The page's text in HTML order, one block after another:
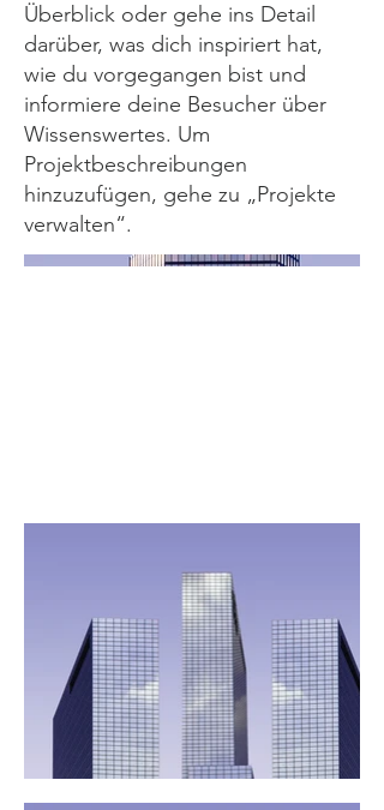
Überblick oder gehe ins Detail
darüber, was dich inspiriert hat,
wie du vorgegangen bist und
informiere deine Besucher über
Wissenswertes. Um
Projektbeschreibungen
hinzuzufügen, gehe zu „Projekte
verwalten“.